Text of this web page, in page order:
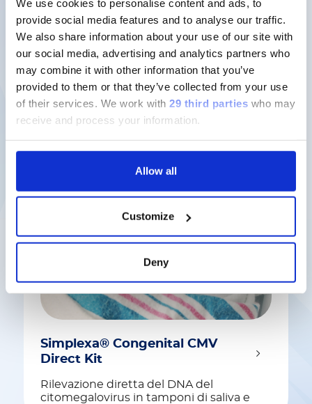
We use cookies to personalise content and ads, to
provide social media features and to analyse our traffic.
We also share information about your use of our site with
our social media, advertising and analytics partners who
may combine it with other information that you’ve
provided to them or that they’ve collected from your use
of their services. We work with 29 third parties who may
receive and process your information.
Allow all
Customize
Deny
sviluppo di farmaci.
Scopri di più
Nuove soluzioni
Simplexa® Congenital CMV
Direct Kit
Rilevazione diretta del DNA del
citomegalovirus in tamponi di saliva e